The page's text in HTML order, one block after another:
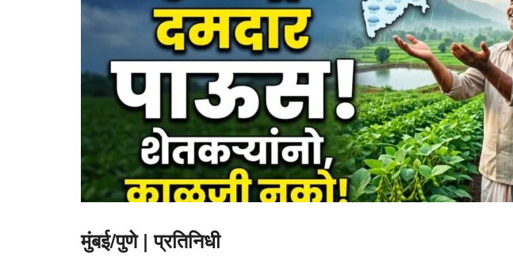
मुंबई/पुणे | प्रतिनिधी